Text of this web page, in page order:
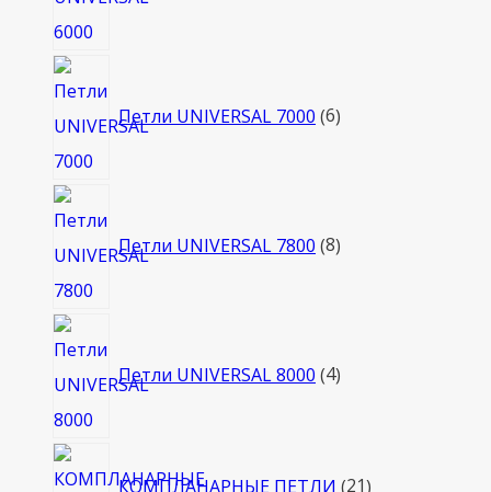
Петли UNIVERSAL 7000 6товаров
Петли UNIVERSAL 7800 8товаров
Петли UNIVERSAL 8000 4товара
КОМПЛАНАРНЫЕ ПЕТЛИ 21